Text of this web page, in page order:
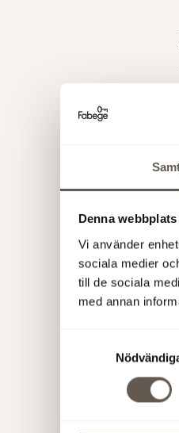
Denna
Vi använder
sociala medier
till de sociala
med annan